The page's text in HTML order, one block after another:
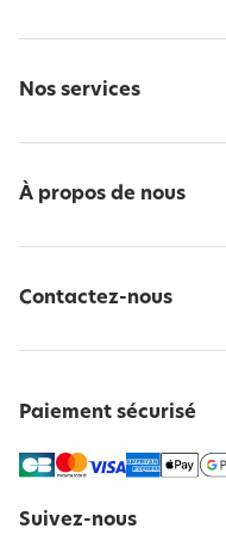
Nos services
À propos de nous
Contactez-nous
Paiement sécurisé
Suivez-nous